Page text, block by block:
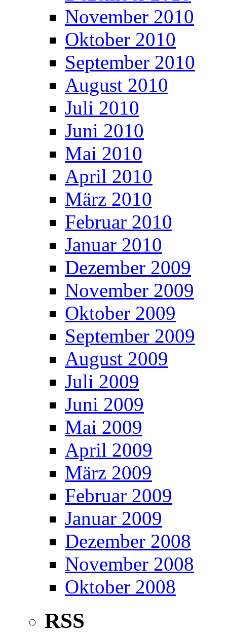
November 2010
Oktober 2010
September 2010
August 2010
Juli 2010
Juni 2010
Mai 2010
April 2010
März 2010
Februar 2010
Januar 2010
Dezember 2009
November 2009
Oktober 2009
September 2009
August 2009
Juli 2009
Juni 2009
Mai 2009
April 2009
März 2009
Februar 2009
Januar 2009
Dezember 2008
November 2008
Oktober 2008
RSS